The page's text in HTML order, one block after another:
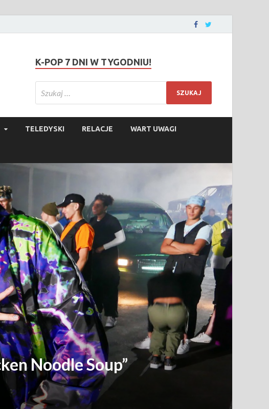
K-POP 7 DNI W TYGODNIU!
TELEDYSKI RELACJE WART UWAGI
Noodle Soup”